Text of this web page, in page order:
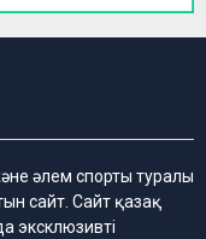
әлем спорты туралы
сайт. Сайт қазақ
эксклюзивті